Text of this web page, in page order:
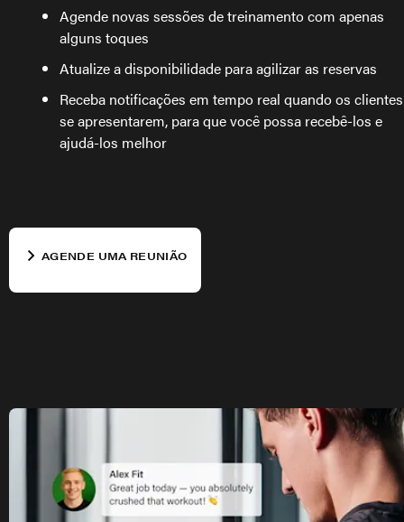
Agende novas sessões de treinamento com apenas
alguns toques
Atualize a disponibilidade para agilizar as reservas
Receba notificações em tempo real quando os clientes
se apresentarem, para que você possa recebê-los e
ajudá-los melhor
AGENDE UMA REUNIÃO